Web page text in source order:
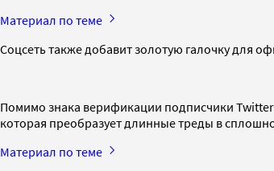
Материал по теме
Соцсеть также добавит золотую галочку для
Помимо знака верификации подписчики Twitter
которая преобразует длинные треды в
Материал по теме